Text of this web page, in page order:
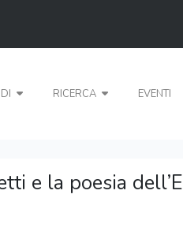
RICERCA EVENTI
e la poesia